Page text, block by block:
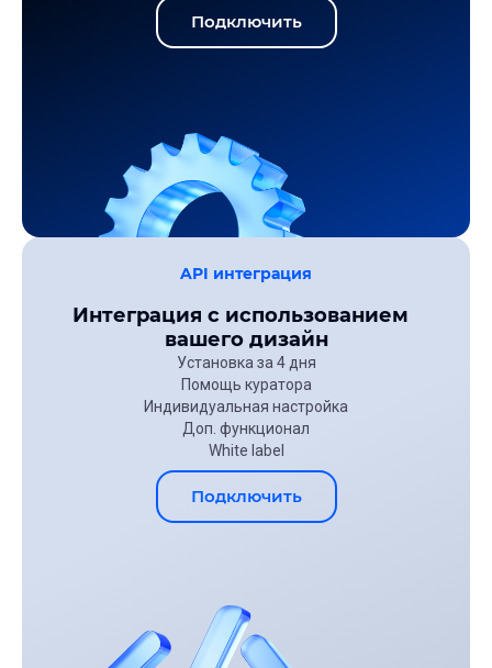
Подключить
API интеграция
Интеграция с использованием
вашего дизайн
Установка за 4 дня
Помощь куратора
Индивидуальная настройка
Доп. функционал
White label
Подключить